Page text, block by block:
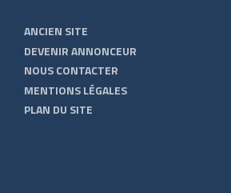
ANCIEN SITE
DEVENIR ANNONCEUR
NOUS CONTACTER
MENTIONS LÉGALES
PLAN DU SITE